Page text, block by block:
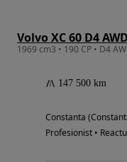
Volvo XC 60 D4
147 500 km
Constanta
Profesionist •